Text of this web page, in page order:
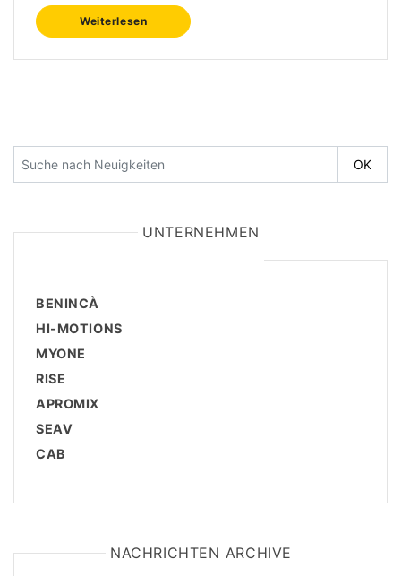
Weiterlesen
UNTERNEHMEN
BENINCÀ
HI-MOTIONS
MYONE
RISE
APROMIX
SEAV
CAB
NACHRICHTEN ARCHIVE